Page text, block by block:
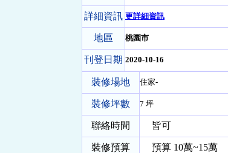
詳細資訊 更詳細資訊
地區 桃園市
刊登日期 2020-10-16
裝修場地 住家-
裝修坪數 7 坪
聯絡時間 皆可
裝修預算 預算 10萬~15萬